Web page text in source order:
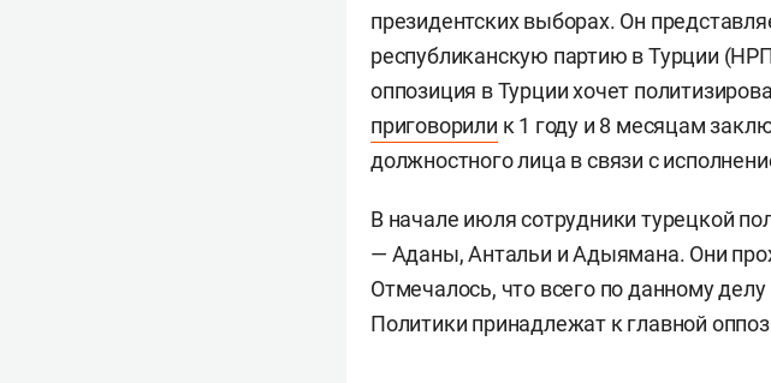
президентских выборах. Он
республиканскую партию в Турции
оппозиция в Турции хочет
приговорили к 1 году и 8 месяцам
должностного лица в связи с
В начале июля сотрудники турецкой
— Аданы, Антальи и Адыямана. Они
Отмечалось, что всего по данному
Политики принадлежат к главной